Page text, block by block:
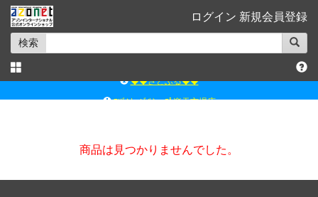
ログイン 新規会員登録
検索
◆◆さとふる◆◆
ｱｿﾞﾝﾚｰﾍﾞﾙｼｮｯﾌﾟ楽天市場店
◆◆さとふる◆◆
商品は見つかりませんでした。